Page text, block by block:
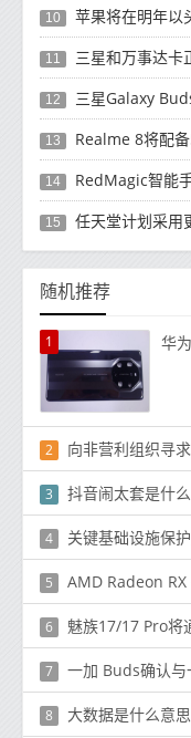
10 苹果将在明年以
11 三星和万事达卡
12 三星Galaxy
13 Realme 8将配备
14 RedMagic智能
15 任天堂计划采用
随机推荐
1 华
2 向非营利组织寻求
3 抖音闹太套是什
4 关键基础设施保
5 AMD Radeon
6 魅族17/17 Pro将通
7 一加 Buds确认
8 大数据是什么意思